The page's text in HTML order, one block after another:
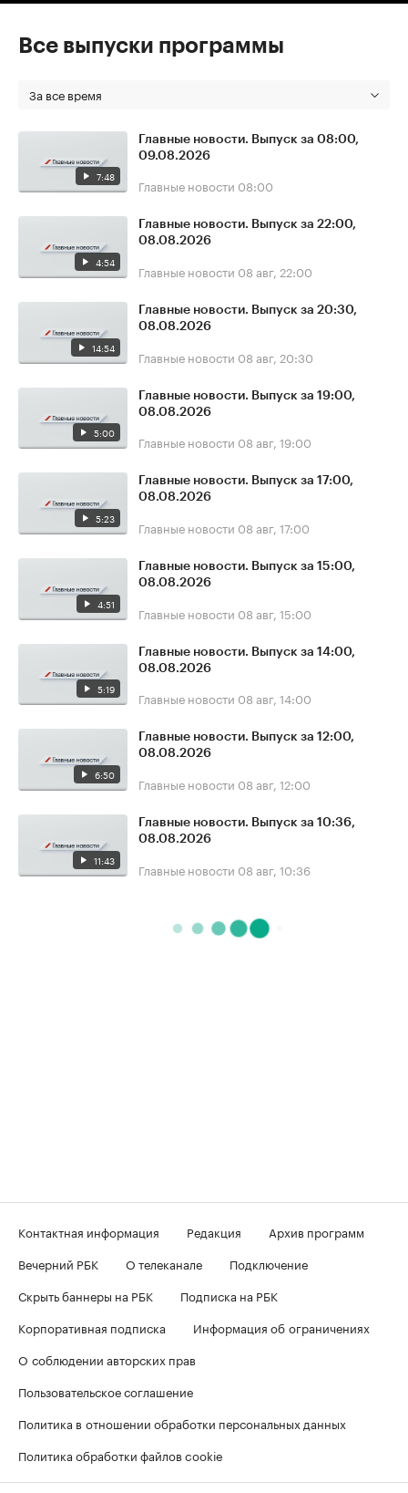
Все выпуски программы
За все время
7:48
Главные новости. Выпуск за 08:00,
09.08.2026
Главные новости 08:00
4:54
Главные новости. Выпуск за 22:00,
08.08.2026
Главные новости 08 авг, 22:00
14:54
Главные новости. Выпуск за 20:30,
08.08.2026
Главные новости 08 авг, 20:30
5:00
Главные новости. Выпуск за 19:00,
08.08.2026
Главные новости 08 авг, 19:00
5:23
Главные новости. Выпуск за 17:00,
08.08.2026
Главные новости 08 авг, 17:00
4:51
Главные новости. Выпуск за 15:00,
08.08.2026
Главные новости 08 авг, 15:00
5:19
Главные новости. Выпуск за 14:00,
08.08.2026
Главные новости 08 авг, 14:00
6:50
Главные новости. Выпуск за 12:00,
08.08.2026
Главные новости 08 авг, 12:00
11:43
Главные новости. Выпуск за 10:36,
08.08.2026
Главные новости 08 авг, 10:36
Контактная информация Редакция
Архив программ
Вечерний РБК
О телеканале
Подключение
Скрыть баннеры на РБК
Подписка на РБК
Корпоративная подписка
Информация об ограничениях
О соблюдении авторских прав
Пользовательское соглашение
Политика в отношении обработки персональных данных
Политика обработки файлов cookie